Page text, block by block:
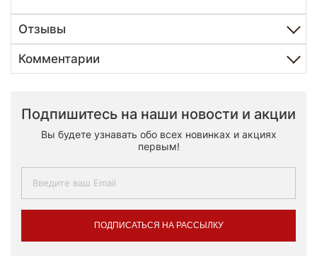
Отзывы
Комментарии
Подпишитесь на наши новости и акции
Вы будете узнавать обо всех новинках и акциях
первым!
ПОДПИСАТЬСЯ НА РАССЫЛКУ